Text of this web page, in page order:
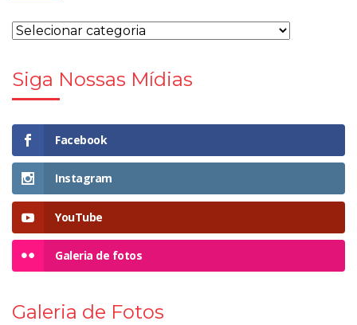
Siga Nossas Mídias
Facebook
Instagram
YouTube
Galeria de fotos
Galeria de Fotos